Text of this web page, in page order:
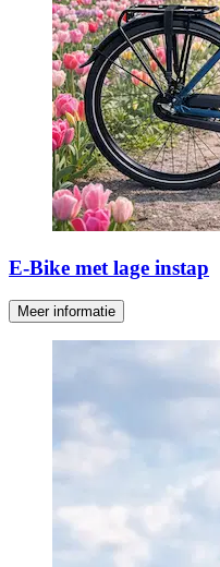
E-Bike met lage instap
Meer informatie